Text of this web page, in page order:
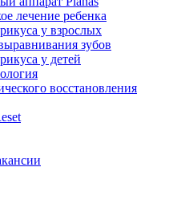
лечение ребенка
у взрослых
зубов
у детей
восстановления